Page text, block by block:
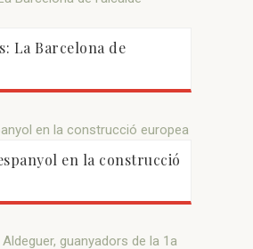
La Barcelona de
en la construcció